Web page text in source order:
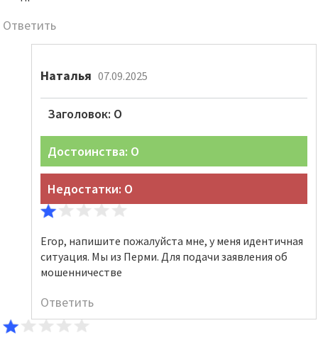
Ответить
Наталья 07.09.2025
Заголовок: О
Достоинства: О
Недостатки: О
Егор, напишите пожалуйста мне, у меня идентичная
ситуация. Мы из Перми. Для подачи заявления об
мошенничестве
Ответить